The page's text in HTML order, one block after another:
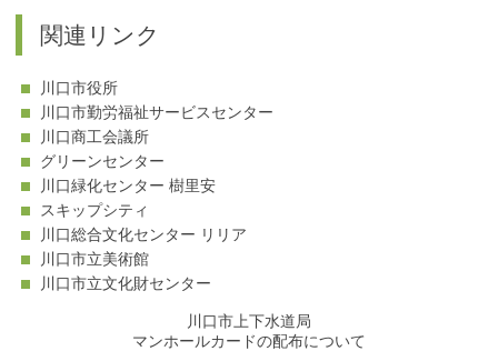
関連リンク
川口市役所
川口市勤労福祉サービスセンター
川口商工会議所
グリーンセンター
川口緑化センター 樹里安
スキップシティ
川口総合文化センター リリア
川口市立美術館
川口市立文化財センター
川口市上下水道局
マンホールカードの配布について